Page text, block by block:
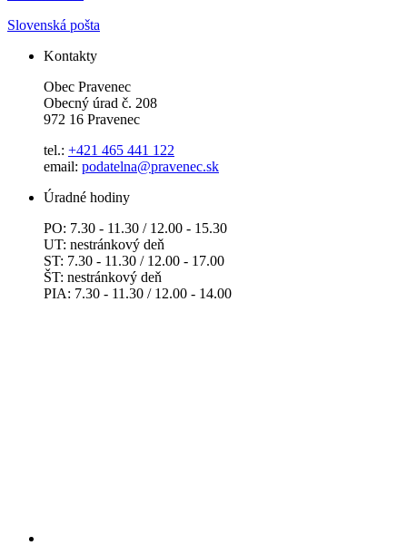
Slovenská pošta
Kontakty
Obec Pravenec
Obecný úrad č. 208
972 16 Pravenec
tel.: +421 465 441 122
email: podatelna@pravenec.sk
Úradné hodiny
PO: 7.30 - 11.30 / 12.00 - 15.30
UT: nestránkový deň
ST: 7.30 - 11.30 / 12.00 - 17.00
ŠT: nestránkový deň
PIA: 7.30 - 11.30 / 12.00 - 14.00